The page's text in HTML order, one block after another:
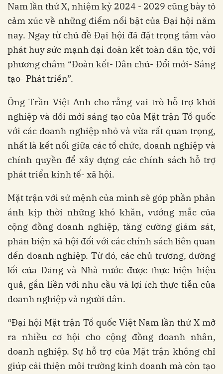
Nam lần thứ X, nhiệm kỳ 2024 - 2029 cũng bày tỏ
cảm xúc về những điểm nổi bật của Đại hội năm
nay. Ngay từ chủ đề Đại hội đã đặt trọng tâm vào
phát huy sức mạnh đại đoàn kết toàn dân tộc, với
phương châm “Đoàn kết- Dân chủ- Đổi mới- Sáng
tạo- Phát triển”.
Ông Trần Việt Anh cho rằng vai trò hỗ trợ khởi
nghiệp và đổi mới sáng tạo của Mặt trận Tổ quốc
với các doanh nghiệp nhỏ và vừa rất quan trọng,
nhất là kết nối giữa các tổ chức, doanh nghiệp và
chính quyền để xây dựng các chính sách hỗ trợ
phát triển kinh tế- xã hội.
Mặt trận với sứ mệnh của mình sẽ góp phần phản
ánh kịp thời những khó khăn, vướng mắc của
cộng đồng doanh nghiệp, tăng cường giám sát,
phản biện xã hội đối với các chính sách liên quan
đến doanh nghiệp. Từ đó, các chủ trương, đường
lối của Đảng và Nhà nước được thực hiện hiệu
quả, gắn liền với nhu cầu và lợi ích thực tiễn của
doanh nghiệp và người dân.
“Đại hội Mặt trận Tổ quốc Việt Nam lần thứ X mở
ra nhiều cơ hội cho cộng đồng doanh nhân,
doanh nghiệp. Sự hỗ trợ của Mặt trận không chỉ
giúp cải thiện môi trường kinh doanh mà còn tạo